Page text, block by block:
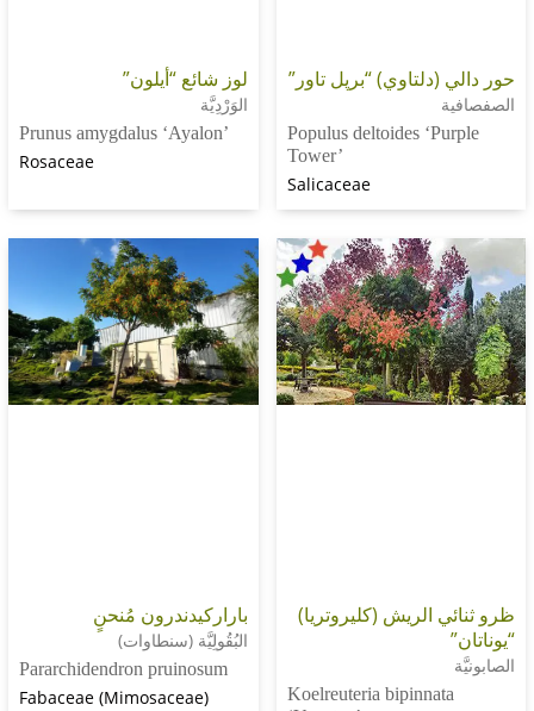
“برپل تاور”
Populus deltoides
لوز شائع “أيلون”
Prunus amygdalus ‘Ayalon’
الريش (كليروتريا)
Koelreuteria
باراركيدندرون مُنحنٍ
البُقُولِيَّة (سنطاوات)
Pararchidendron pruinosum
Fabaceae (Mimosaceae)